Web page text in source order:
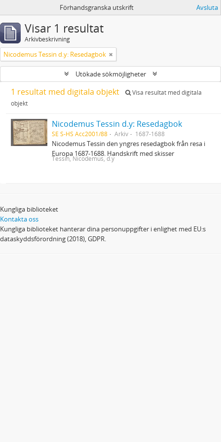
Förhandsgranska utskrift Avsluta
Visar 1 resultat
Arkivbeskrivning
Nicodemus Tessin d.y: Resedagbok
Utökade sökmöjligheter
1 resultat med digitala objekt
Visa resultat med digitala
objekt
Nicodemus Tessin d.y: Resedagbok
SE S-HS Acc2001/88 Arkiv 1687-1688
Nicodemus Tessin den yngres resedagbok från resa i
Europa 1687-1688. Handskrift med skisser
Tessin, Nicodemus, d.y
Kungliga biblioteket
Kontakta oss
Kungliga biblioteket hanterar dina personuppgifter i enlighet med EU:s
dataskyddsförordning (2018), GDPR.